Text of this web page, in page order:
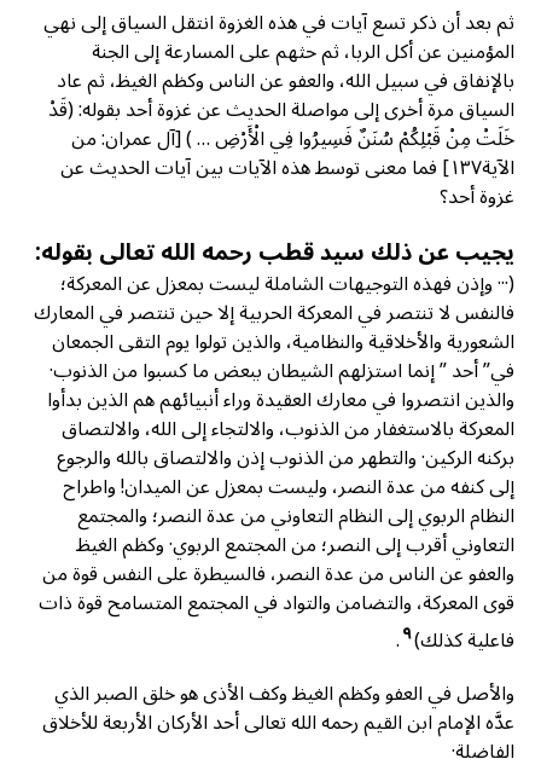
ثم بعد أن ذكر تسع آيات في هذه الغزوة انتقل السياق إلى نهي
المؤمنين عن أكل الربا، ثم حثهم على المسارعة إلى الجنة
بالإنفاق في سبيل الله، والعفو عن الناس وكظم الغيظ، ثم عاد
السياق مرة أخرى إلى مواصلة الحديث عن غزوة أحد بقوله: (قَدْ
خَلَتْ مِنْ قَبْلِكُمْ سُنَنٌ فَسِيرُوا فِي الْأَرْضِ … ) [آل عمران: من
الآية١٣٧] فما معنى توسط هذه الآيات بين آيات الحديث عن
غزوة أحد؟
يجيب عن ذلك سيد قطب رحمه الله تعالى بقوله:
(··· وإذن فهذه التوجيهات الشاملة ليست بمعزل عن المعركة؛
فالنفس لا تنتصر في المعركة الحربية إلا حين تنتصر في المعارك
الشعورية والأخلاقية والنظامية، والذين تولوا يوم التقى الجمعان
في” أحد ” إنما استزلهم الشيطان ببعض ما كسبوا من الذنوب·
والذين انتصروا في معارك العقيدة وراء أنبيائهم هم الذين بدأوا
المعركة بالاستغفار من الذنوب، والالتجاء إلى الله، والالتصاق
بركنه الركين· والتطهر من الذنوب إذن والالتصاق بالله والرجوع
إلى كنفه من عدة النصر، وليست بمعزل عن الميدان! واطراح
النظام الربوي إلى النظام التعاوني من عدة النصر؛ والمجتمع
التعاوني أقرب إلى النصر؛ من المجتمع الربوي· وكظم الغيظ
والعفو عن الناس من عدة النصر، فالسيطرة على النفس قوة من
قوى المعركة، والتضامن والتواد في المجتمع المتسامح قوة ذات
فاعلية كذلك)٩.
والأصل في العفو وكظم الغيظ وكف الأذى هو خلق الصبر الذي
عدَّه الإمام ابن القيم رحمه الله تعالى أحد الأركان الأربعة للأخلاق
الفاضلة·